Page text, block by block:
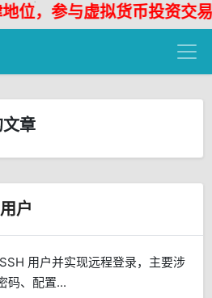
，参与虚拟货币投资交易
章
户
用户并实现远程登录，主要涉
码、配置...